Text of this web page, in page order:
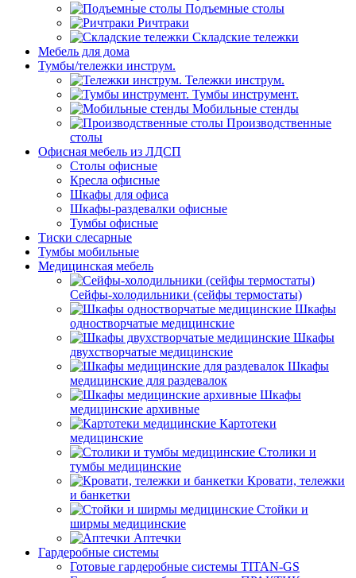
Подъемные столы
Ричтраки
Складские тележки
Мебель для дома
Тумбы/тележки инструм.
Тележки инструм.
Тумбы инструмент.
Мобильные стенды
Производственные
столы
Офисная мебель из ЛДСП
Столы офисные
Кресла офисные
Шкафы для офиса
Шкафы-раздевалки офисные
Тумбы офисные
Тиски слесарные
Тумбы мобильные
Медицинская мебель
Сейфы-холодильники (сейфы термостаты)
Шкафы
одностворчатые медицинские
Шкафы
двухстворчатые медицинские
Шкафы
медицинские для раздевалок
Шкафы
медицинские архивные
Картотеки
медицинские
Столики и
тумбы медицинские
Кровати, тележки
и банкетки
Стойки и
ширмы медицинские
Аптечки
Гардеробные системы
Готовые гардеробные системы TITAN-GS